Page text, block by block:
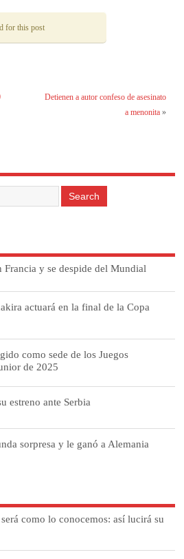
for this post
Detienen a autor confeso de asesinato
a menonita»
Francia y se despide del Mundial
actuará en la final de la Copa
como sede de los Juegos
de 2025
estreno ante Serbia
sorpresa y le ganó a Alemania
como lo conocemos: así lucirá su